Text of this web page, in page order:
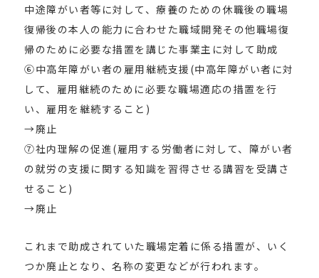
中途障がい者等に対して、療養のための休職後の職場
復帰後の本人の能力に合わせた職域開発その他職場復
帰のために必要な措置を講じた事業主に対して助成
⑥中高年障がい者の雇用継続支援(中高年障がい者に対
して、雇用継続のために必要な職場適応の措置を行
い、雇用を継続すること)
→廃止
⑦社内理解の促進(雇用する労働者に対して、障がい者
の就労の支援に関する知識を習得させる講習を受講さ
せること)
→廃止
これまで助成されていた職場定着に係る措置が、いく
つか廃止となり、名称の変更などが行われます。